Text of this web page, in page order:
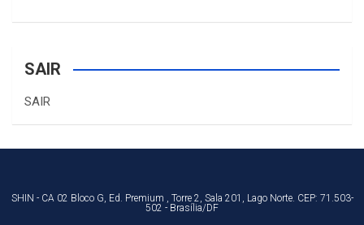
SAIR
SAIR
SHIN - CA 02 Bloco G, Ed. Premium , Torre 2, Sala 201, Lago Norte. CEP: 71.503-
502 - Brasília/DF